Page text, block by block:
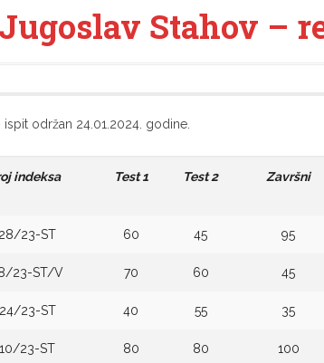
Stahov –
održan 24.01.2024. godine.
indeksa Test 1 Test 2 Završni
23-ST 60 45 95
23-ST/V 70 60 45
23-ST 40 55 35
23-ST 80 80 100